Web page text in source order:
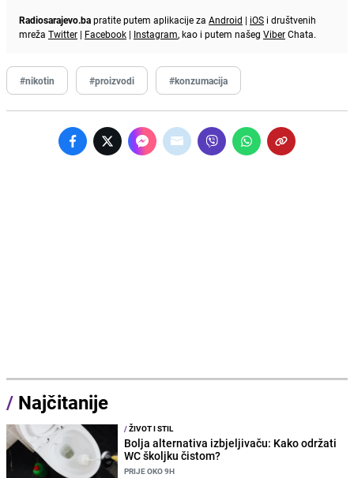
Radiosarajevo.bapratite putem aplikacije za Android | iOS i društvenih
mreža Twitter | Facebook | Instagram, kao i putem našeg ViberChata.
#nikotin #proizvodi #konzumacija
/ Najčitanije
/ŽIVOT I STIL
Bolja alternativa izbjeljivaču: Kako održati
WC školjku čistom?
PRIJE OKO 9H